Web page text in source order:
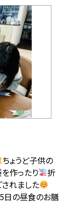
ちょうど子供の
作ったり
折
れました
日の昼食のお膳